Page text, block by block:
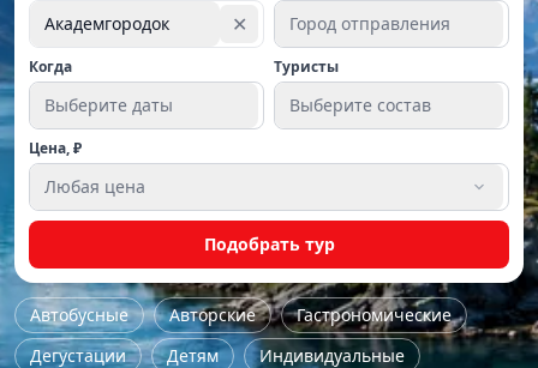
Академгородок ✕ Город отправления
Когда
Выберите даты
Туристы
Выберите состав
Цена, ₽
Любая цена
Подобрать тур
Автобусные Авторские
Гастрономические
Дегустации
Детям
Индивидуальные